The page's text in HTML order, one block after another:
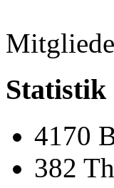
Statistik
4170
382